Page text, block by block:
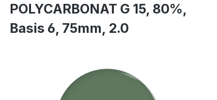
POLYCARBONAT G 15, 80%,
Basis 6, 75mm, 2.0
Bildergalerie überspringen